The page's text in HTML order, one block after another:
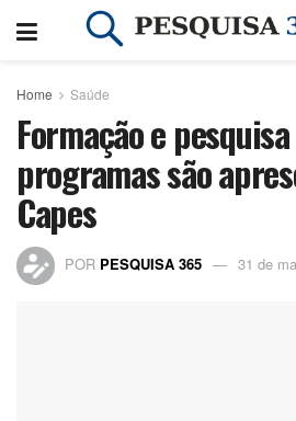
Home Saúde
Formação e
programas são
Capes
POR PESQUISA 365 31 de